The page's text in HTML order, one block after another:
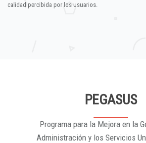
calidad percibida por los usuarios.
PEGASUS
Programa para la Mejora en la
Administración y los Servicios